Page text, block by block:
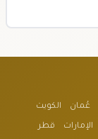
عُمان الكويت
الإمارات قطر